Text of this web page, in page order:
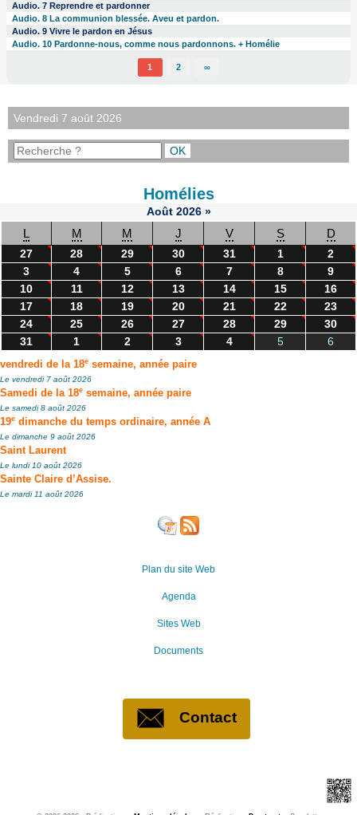
Audio. 7 Reprendre et pardonner
Audio. 8 La communion blessée. Aveu et pardon.
Audio. 9 Vivre le pardon en Jésus
Audio. 10 Pardonne-nous, comme nous pardonnons. + Homélie
1 2 ∞
Vendredi 7 août 2026
Homélies
Août 2026 »
L M M J V S D
27 28 29 30 31 1
2
3
4 5 6 7 8
9
10
11 12 13 14 15
16
17
18 19 20 21 22
23
24
25 26 27 28 29
30
31
1 2 3 4 5 6
vendredi de la 18e semaine, année paire
Le vendredi 7 août 2026
Samedi de la 18e semaine, année paire
Le samedi 8 août 2026
19e dimanche du temps ordinaire, année A
Le dimanche 9 août 2026
Saint Laurent
Le lundi 10 août 2026
Sainte Claire d’Assise.
Le mardi 11 août 2026
Plan du site Web
Agenda
Sites Web
Documents
Contact